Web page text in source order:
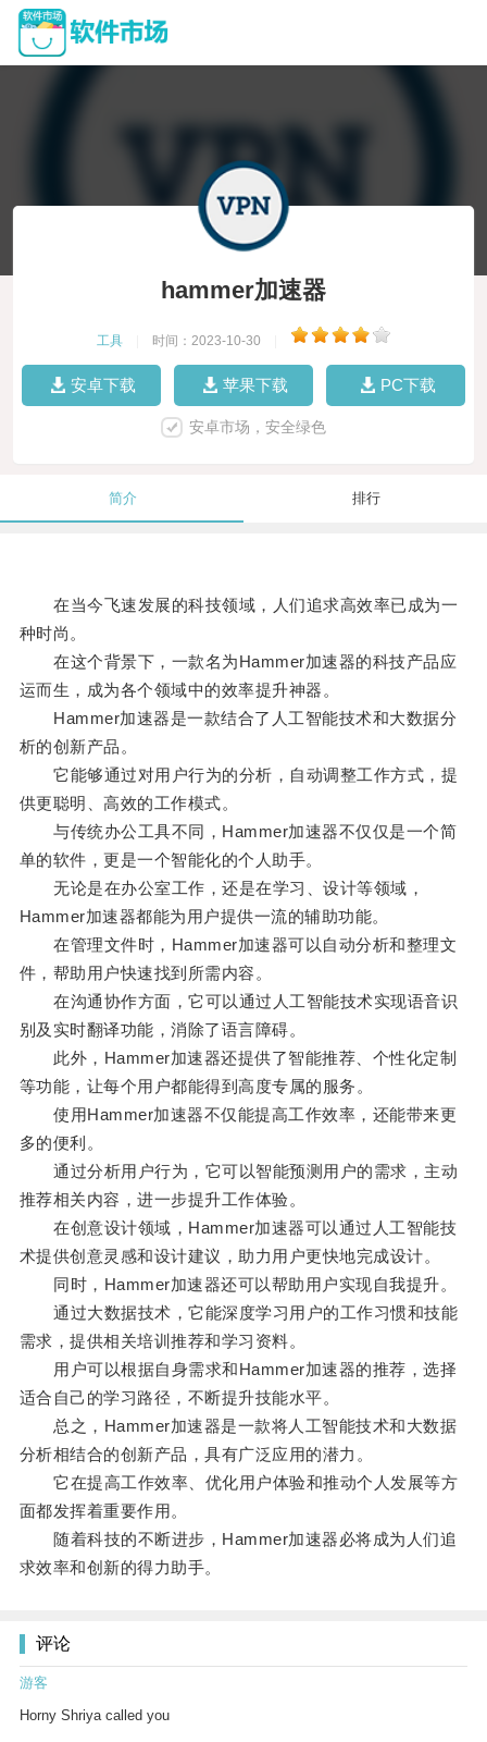
hammer加速器
工具 时间：2023-10-30
安卓下载 苹果下载 PC下载
安卓市场，安全绿色
简介 排行
在当今飞速发展的科技领域，人们追求高效率已成为一
种时尚。
在这个背景下，一款名为Hammer加速器的科技产品应
运而生，成为各个领域中的效率提升神器。
Hammer加速器是一款结合了人工智能技术和大数据分
析的创新产品。
它能够通过对用户行为的分析，自动调整工作方式，提
供更聪明、高效的工作模式。
与传统办公工具不同，Hammer加速器不仅仅是一个简
单的软件，更是一个智能化的个人助手。
无论是在办公室工作，还是在学习、设计等领域，
Hammer加速器都能为用户提供一流的辅助功能。
在管理文件时，Hammer加速器可以自动分析和整理文
件，帮助用户快速找到所需内容。
在沟通协作方面，它可以通过人工智能技术实现语音识
别及实时翻译功能，消除了语言障碍。
此外，Hammer加速器还提供了智能推荐、个性化定制
等功能，让每个用户都能得到高度专属的服务。
使用Hammer加速器不仅能提高工作效率，还能带来更
多的便利。
通过分析用户行为，它可以智能预测用户的需求，主动
推荐相关内容，进一步提升工作体验。
在创意设计领域，Hammer加速器可以通过人工智能技
术提供创意灵感和设计建议，助力用户更快地完成设计。
同时，Hammer加速器还可以帮助用户实现自我提升。
通过大数据技术，它能深度学习用户的工作习惯和技能
需求，提供相关培训推荐和学习资料。
用户可以根据自身需求和Hammer加速器的推荐，选择
适合自己的学习路径，不断提升技能水平。
总之，Hammer加速器是一款将人工智能技术和大数据
分析相结合的创新产品，具有广泛应用的潜力。
它在提高工作效率、优化用户体验和推动个人发展等方
面都发挥着重要作用。
随着科技的不断进步，Hammer加速器必将成为人们追
求效率和创新的得力助手。
评论
游客
Horny Shriya called you